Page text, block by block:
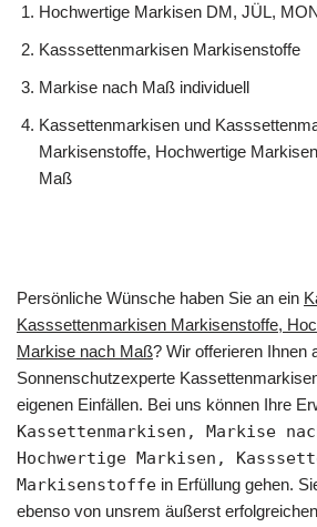
Hochwertige Markisen DM, JÜL,
Kasssettenmarkisen Markisenstoffe
Markise nach Maß individuell
Kassettenmarkisen und
Markisenstoffe, Hochwertige
Maß
Persönliche Wünsche haben Sie an ein
Kasssettenmarkisen Markisenstoffe,
Markise nach Maß? Wir offerieren Ihnen
Sonnenschutzexperte
eigenen Einfällen. Bei uns können Ihre
Kassettenmarkisen, Markise
Hochwertige Markisen,
Markisenstoffe in Erfüllung gehen.
ebenso von unsrem äußerst